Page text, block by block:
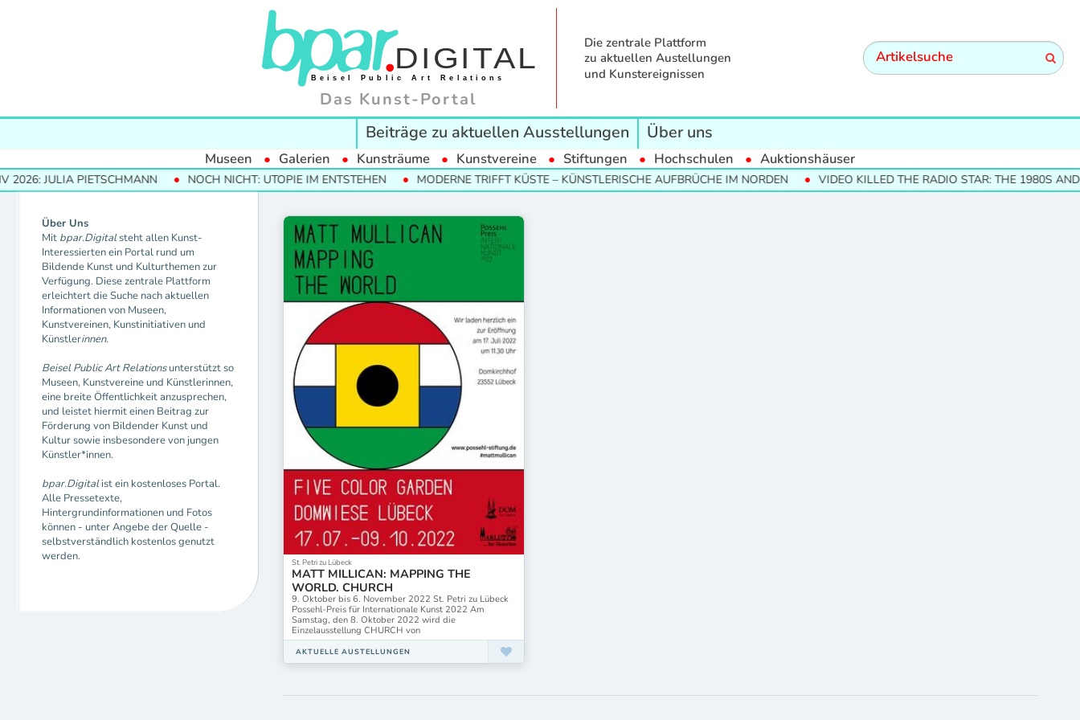
Das Kunst-Portal
Die zentrale Plattform
zu aktuellen Austellungen
und Kunstereignissen
Beiträge zu aktuellen Ausstellungen Über uns
Museen Galerien Kunsträume Kunstvereine Stiftungen Hochschulen Auktionshäuser
JULIA PIETSCHMANN NOCH NICHT: UTOPIE IM ENTSTEHEN MODERNE TRIFFT KÜSTE – KÜNSTLERISCHE AUFBRÜCHE IM NORDEN VIDEO KILLED THE RADIO STAR: THE 1980S AND
Über Uns
Mit bpar.Digitalsteht allen Kunst-
Interessierten ein Portal rund um
Bildende Kunst und Kulturthemen zur
Verfügung. Diese zentrale Plattform
erleichtert die Suche nach aktuellen
Informationen von Museen,
Kunstvereinen, Kunstinitiativen und
Künstlerinnen.
Beisel Public Art Relationsunterstützt so
Museen, Kunstvereine und Künstlerinnen,
eine breite Öffentlichkeit anzusprechen,
und leistet hiermit einen Beitrag zur
Förderung von Bildender Kunst und
Kultur sowie insbesondere von jungen
Künstler*innen.
bpar.Digitalist ein kostenloses Portal.
Alle Pressetexte,
Hintergrundinformationen und Fotos
können - unter Angebe der Quelle -
selbstverständlich kostenlos genutzt
werden.
St. Petri zu Lübeck
MATT MILLICAN: MAPPING THE
WORLD. CHURCH
9. Oktober bis 6. November 2022 St. Petri zu Lübeck
Possehl-Preis für Internationale Kunst 2022 Am
Samstag, den 8. Oktober 2022 wird die
Einzelausstellung CHURCH von
AKTUELLE AUSTELLUNGEN